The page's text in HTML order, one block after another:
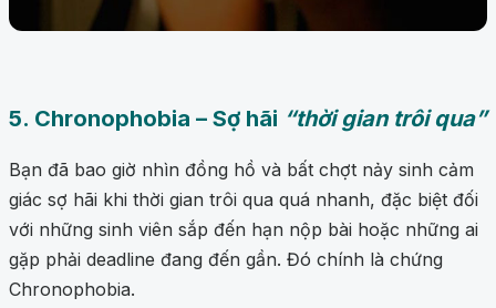
5. Chronophobia – Sợ hãi “thời gian trôi qua”
Bạn đã bao giờ nhìn đồng hồ và bất chợt nảy sinh cảm
giác sợ hãi khi thời gian trôi qua quá nhanh, đặc biệt đối
với những sinh viên sắp đến hạn nộp bài hoặc những ai
gặp phải deadline đang đến gần. Đó chính là chứng
Chronophobia.